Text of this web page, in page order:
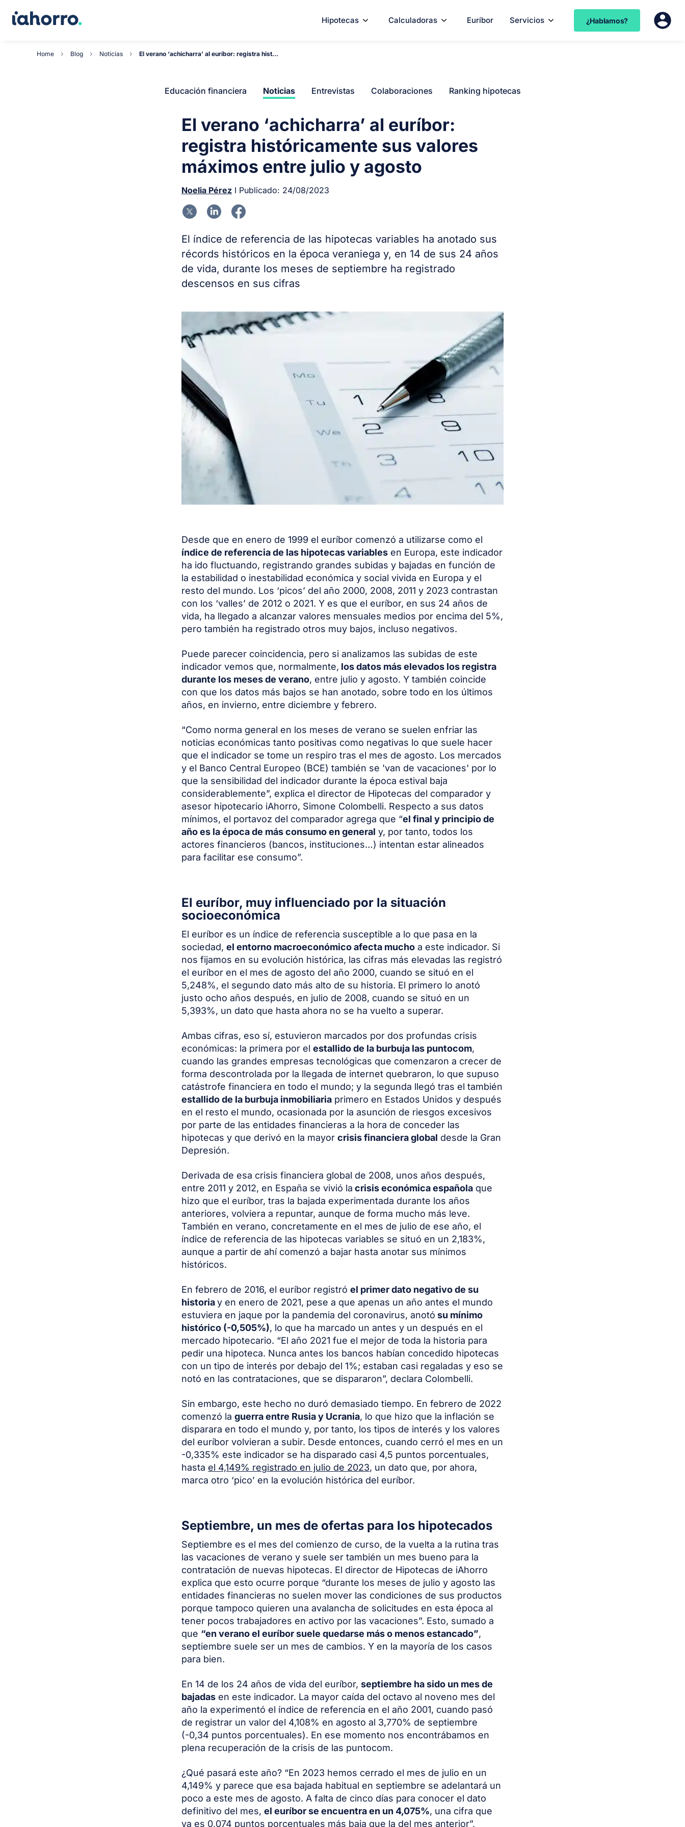
Hipotecas Calculadoras Euríbor Servicios ¿Hablamos?
Home Blog Noticias El verano ‘achicharra’ al euríbor: registra hist...
Educación financiera Noticias Entrevistas Colaboraciones Ranking hipotecas
El verano ‘achicharra’ al euríbor:
registra históricamente sus valores
máximos entre julio y agosto
Noelia Pérez I Publicado: 24/08/2023
El índice de referencia de las hipotecas variables ha anotado sus
récords históricos en la época veraniega y, en 14 de sus 24 años
de vida, durante los meses de septiembre ha registrado
descensos en sus cifras
Desde que en enero de 1999 el euríbor comenzó a utilizarse como el
índice de referencia de las hipotecas variables en Europa, este indicador
ha ido fluctuando, registrando grandes subidas y bajadas en función de
la estabilidad o inestabilidad económica y social vivida en Europa y el
resto del mundo. Los ‘picos’ del año 2000, 2008, 2011 y 2023 contrastan
con los ‘valles’ de 2012 o 2021. Y es que el euríbor, en sus 24 años de
vida, ha llegado a alcanzar valores mensuales medios por encima del 5%,
pero también ha registrado otros muy bajos, incluso negativos.
Puede parecer coincidencia, pero si analizamos las subidas de este
indicador vemos que, normalmente, los datos más elevados los registra
durante los meses de verano, entre julio y agosto. Y también coincide
con que los datos más bajos se han anotado, sobre todo en los últimos
años, en invierno, entre diciembre y febrero.
“Como norma general en los meses de verano se suelen enfriar las
noticias económicas tanto positivas como negativas lo que suele hacer
que el indicador se tome un respiro tras el mes de agosto. Los mercados
y el Banco Central Europeo (BCE) también se 'van de vacaciones' por lo
que la sensibilidad del indicador durante la época estival baja
considerablemente”, explica el director de Hipotecas del comparador y
asesor hipotecario iAhorro, Simone Colombelli. Respecto a sus datos
mínimos, el portavoz del comparador agrega que “el final y principio de
año es la época de más consumo en general y, por tanto, todos los
actores financieros (bancos, instituciones…) intentan estar alineados
para facilitar ese consumo”.
El euríbor, muy influenciado por la situación
socioeconómica
El euríbor es un índice de referencia susceptible a lo que pasa en la
sociedad, el entorno macroeconómico afecta mucho a este indicador. Si
nos fijamos en su evolución histórica, las cifras más elevadas las registró
el euríbor en el mes de agosto del año 2000, cuando se situó en el
5,248%, el segundo dato más alto de su historia. El primero lo anotó
justo ocho años después, en julio de 2008, cuando se situó en un
5,393%, un dato que hasta ahora no se ha vuelto a superar.
Ambas cifras, eso sí, estuvieron marcados por dos profundas crisis
económicas: la primera por el estallido de la burbuja las puntocom,
cuando las grandes empresas tecnológicas que comenzaron a crecer de
forma descontrolada por la llegada de internet quebraron, lo que supuso
catástrofe financiera en todo el mundo; y la segunda llegó tras el también
estallido de la burbuja inmobiliaria primero en Estados Unidos y después
en el resto el mundo, ocasionada por la asunción de riesgos excesivos
por parte de las entidades financieras a la hora de conceder las
hipotecas y que derivó en la mayor crisis financiera global desde la Gran
Depresión.
Derivada de esa crisis financiera global de 2008, unos años después,
entre 2011 y 2012, en España se vivió la crisis económica española que
hizo que el euríbor, tras la bajada experimentada durante los años
anteriores, volviera a repuntar, aunque de forma mucho más leve.
También en verano, concretamente en el mes de julio de ese año, el
índice de referencia de las hipotecas variables se situó en un 2,183%,
aunque a partir de ahí comenzó a bajar hasta anotar sus mínimos
históricos.
En febrero de 2016, el euríbor registró el primer dato negativo de su
historiay en enero de 2021, pese a que apenas un año antes el mundo
estuviera en jaque por la pandemia del coronavirus, anotó su mínimo
histórico (-0,505%), lo que ha marcado un antes y un después en el
mercado hipotecario. “El año 2021 fue el mejor de toda la historia para
pedir una hipoteca. Nunca antes los bancos habían concedido hipotecas
con un tipo de interés por debajo del 1%; estaban casi regaladas y eso se
notó en las contrataciones, que se dispararon”, declara Colombelli.
Sin embargo, este hecho no duró demasiado tiempo. En febrero de 2022
comenzó la guerra entre Rusia y Ucrania, lo que hizo que la inflación se
disparara en todo el mundo y, por tanto, los tipos de interés y los valores
del euríbor volvieran a subir. Desde entonces, cuando cerró el mes en un
-0,335% este indicador se ha disparado casi 4,5 puntos porcentuales,
hasta el 4,149% registrado en julio de 2023, un dato que, por ahora,
marca otro ‘pico’ en la evolución histórica del euríbor.
Septiembre, un mes de ofertas para los hipotecados
Septiembre es el mes del comienzo de curso, de la vuelta a la rutina tras
las vacaciones de verano y suele ser también un mes bueno para la
contratación de nuevas hipotecas. El director de Hipotecas de iAhorro
explica que esto ocurre porque “durante los meses de julio y agosto las
entidades financieras no suelen mover las condiciones de sus productos
porque tampoco quieren una avalancha de solicitudes en esta época al
tener pocos trabajadores en activo por las vacaciones”. Esto, sumado a
que “en verano el euríbor suele quedarse más o menos estancado”,
septiembre suele ser un mes de cambios. Y en la mayoría de los casos
para bien.
En 14 de los 24 años de vida del euríbor, septiembre ha sido un mes de
bajadas en este indicador. La mayor caída del octavo al noveno mes del
año la experimentó el índice de referencia en el año 2001, cuando pasó
de registrar un valor del 4,108% en agosto al 3,770% de septiembre
(-0,34 puntos porcentuales). En ese momento nos encontrábamos en
plena recuperación de la crisis de las puntocom.
¿Qué pasará este año? “En 2023 hemos cerrado el mes de julio en un
4,149% y parece que esa bajada habitual en septiembre se adelantará un
poco a este mes de agosto. A falta de cinco días para conocer el dato
definitivo del mes, el euríbor se encuentra en un 4,075%, una cifra que
ya es 0,074 puntos porcentuales más baja que la del mes anterior”,